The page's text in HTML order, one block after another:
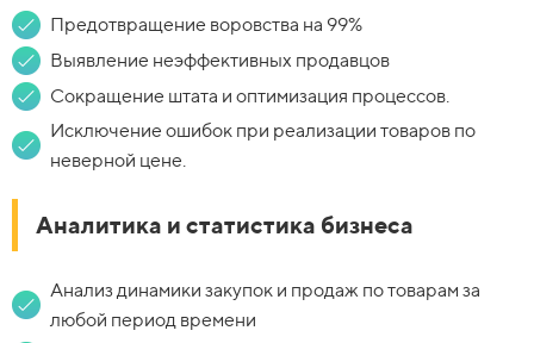
Предотвращение воровства на 99%
Выявление неэффективных продавцов
Сокращение штата и оптимизация процессов.
Исключение ошибок при реализации товаров по
неверной цене.
Аналитика и статистика бизнеса
Анализ динамики закупок и продаж по товарам за
любой период времени